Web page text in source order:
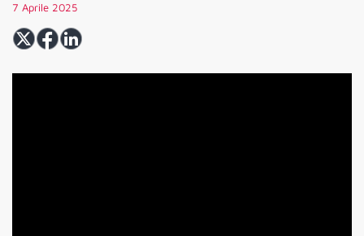
7 Aprile 2025